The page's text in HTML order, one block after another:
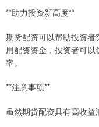
**助力投资新高度**
期货配资可以帮助投资
用配资资金，投资者可
率。
**注意事项**
虽然期货配资具有高收益